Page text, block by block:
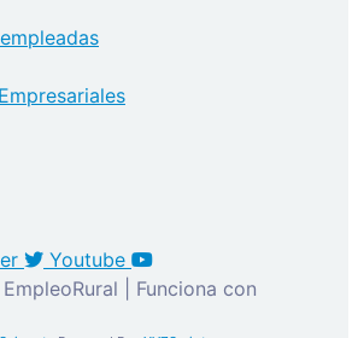
Youtube
| Funciona con